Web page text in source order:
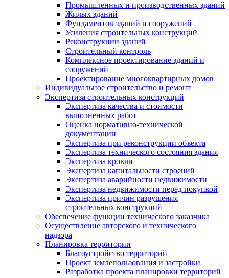
Промышленных и производственных зданий
Жилых зданий
Фундаментов зданий и сооружений
Усиления строительных конструкций
Реконструкции зданий
Строительный контроль
Комплексное проектирование зданий и
сооружений
Проектирование многоквартирных домов
Индивидуальное строительство и ремонт
Экспертиза строительных конструкций
Экспертиза качества и стоимости
выполненных работ
Оценка нормативно-технической
документации
Экспертиза при реконструкции объекта
Экспертиза технического состояния здания
Экспертиза кровли
Экспертиза капитальности строений
Экспертиза аварийности недвижимости
Экспертиза недвижимости перед покупкой
Экспертиза причин разрушения
строительных конструкций
Обеспечение функции технического заказчика
Осуществление авторского и технического
надзора
Планировка территории
Благоустройство территорий
Проект землепользования и застройки
Разработка проекта планировки территорий